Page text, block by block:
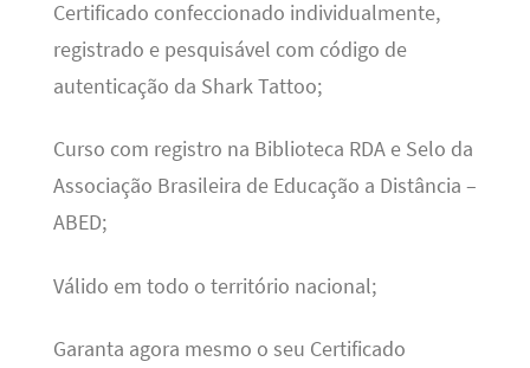
Certificado confeccionado individualmente,
registrado e pesquisável com código de
autenticação da Shark Tattoo;
Curso com registro na Biblioteca RDA e Selo da
Associação Brasileira de Educação a Distância –
ABED;
Válido em todo o território nacional;
Garanta agora mesmo o seu Certificado